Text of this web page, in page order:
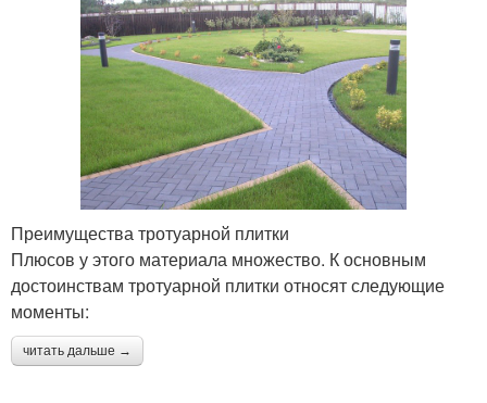
Преимущества тротуарной плитки
Плюсов у этого материала множество. К основным
достоинствам тротуарной плитки относят следующие
моменты:
читать дальше →